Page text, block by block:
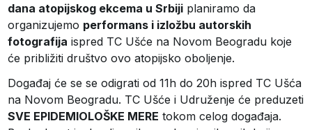
dana atopijskog ekcema u Srbiji planiramo da
organizujemo performans i izložbu autorskih
fotografija ispred TC Ušće na Novom Beogradu koje
će približiti društvo ovo atopijsko oboljenje.
Događaj će se se odigrati od 11h do 20h ispred TC Ušća
na Novom Beogradu. TC Ušće i Udruženje će preduzeti
SVE EPIDEMIOLOŠKE MERE tokom celog događaja.